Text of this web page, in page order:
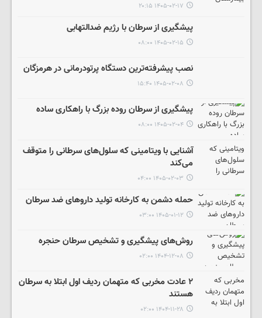
۱۴۰۵-۰۲-۱۷ ۲۰:۱۵
پیشگیری از سرطان با رژیم ضدالتهابی
۱۴۰۵-۰۲-۱۵ ۰۸:۰۰
نصب پیشرفته‌ترین دستگاه پرتودرمانی در هرمزگان
۱۴۰۵-۰۲-۰۸ ۱۵:۴۰
پیشگیری از سرطان روده بزرگ با راهکاری ساده
۱۴۰۵-۰۲-۰۴ ۰۸:۰۰
آشنایی با ویتامینی که سلول‌های سرطانی را متوقف
می‌کند
۱۴۰۵-۰۲-۰۳ ۰۴:۰۰
حمله دشمن به کارخانه تولید داروهای ضد سرطان
۱۴۰۵-۰۱-۱۲ ۰۳:۰۰
روش‌های پیشگیری و تشخیص سرطان حنجره
۱۴۰۴-۱۲-۰۸ ۰۲:۰۰
۲ عادت مخربی که متهمان ردیف اول ابتلا به سرطان
هستند
۱۴۰۴-۱۱-۲۸ ۰۲:۰۰